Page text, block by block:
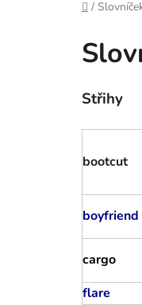
Domů
/
Střihy
bootcut
boyfriend
cargo
flare